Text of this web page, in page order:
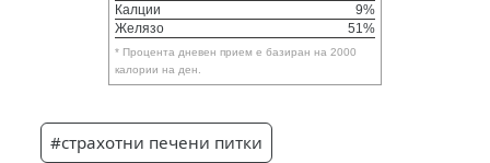
Калции
9%
Желязо
51%
* Процента дневен прием е базиран на 2000
калории на ден.
#страхотни печени питки